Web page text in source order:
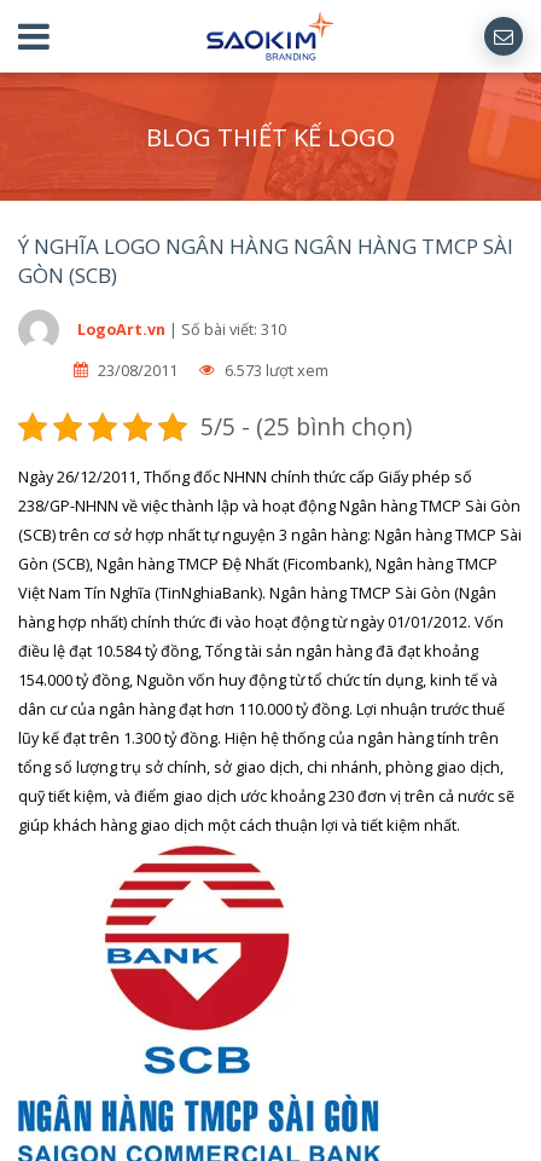
BLOG THIẾT KẾ LOGO
Ý NGHĨA LOGO NGÂN HÀNG NGÂN HÀNG TMCP SÀI
GÒN (SCB)
LogoArt.vn | Số bài viết: 310
23/08/2011
6.573 lượt xem
5/5 - (25 bình chọn)
Ngày 26/12/2011, Thống đốc NHNN chính thức cấp Giấy phép số
238/GP-NHNN về việc thành lập và hoạt động Ngân hàng TMCP Sài Gòn
(SCB) trên cơ sở hợp nhất tự nguyện 3 ngân hàng: Ngân hàng TMCP Sài
Gòn (SCB), Ngân hàng TMCP Đệ Nhất (Ficombank), Ngân hàng TMCP
Việt Nam Tín Nghĩa (TinNghiaBank). Ngân hàng TMCP Sài Gòn (Ngân
hàng hợp nhất) chính thức đi vào hoạt động từ ngày 01/01/2012. Vốn
điều lệ đạt 10.584 tỷ đồng, Tổng tài sản ngân hàng đã đạt khoảng
154.000 tỷ đồng, Nguồn vốn huy động từ tổ chức tín dụng, kinh tế và
dân cư của ngân hàng đạt hơn 110.000 tỷ đồng. Lợi nhuận trước thuế
lũy kế đạt trên 1.300 tỷ đồng. Hiện hệ thống của ngân hàng tính trên
tổng số lượng trụ sở chính, sở giao dịch, chi nhánh, phòng giao dịch,
quỹ tiết kiệm, và điểm giao dịch ước khoảng 230 đơn vị trên cả nước sẽ
giúp khách hàng giao dịch một cách thuận lợi và tiết kiệm nhất.